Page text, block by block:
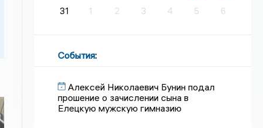
31
1 2 3 4 5 6
События:
Алексей Николаевич Бунин подал
прошение о зачислении сына в
Елецкую мужскую гимназию